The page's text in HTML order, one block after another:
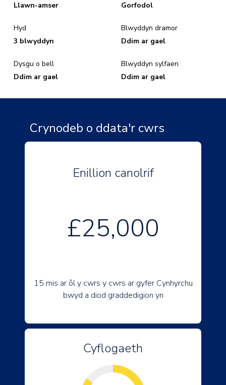
Llawn-amser
Hyd
3 blwyddyn
Dysgu o bell
Ddim ar gael
Gorfodol
Blwyddyn dramor
Ddim ar gael
Blwyddyn sylfaen
Ddim ar gael
Crynodeb o ddata'r cwrs
Enillion canolrif
£25,000
15 mis ar ôl y cwrs y cwrs ar gyfer Cynhyrchu
bwyd a diod graddedigion yn
Cyflogaeth